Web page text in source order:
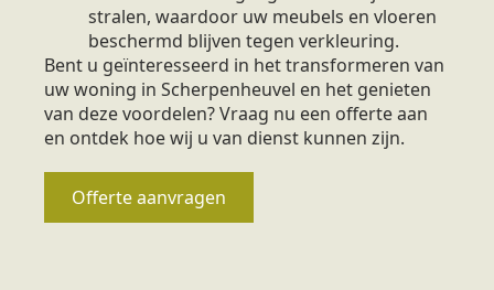
stralen, waardoor uw meubels en vloeren
beschermd blijven tegen verkleuring.
Bent u geïnteresseerd in het transformeren van
uw woning in Scherpenheuvel en het genieten
van deze voordelen? Vraag nu een offerte aan
en ontdek hoe wij u van dienst kunnen zijn.
Offerte aanvragen